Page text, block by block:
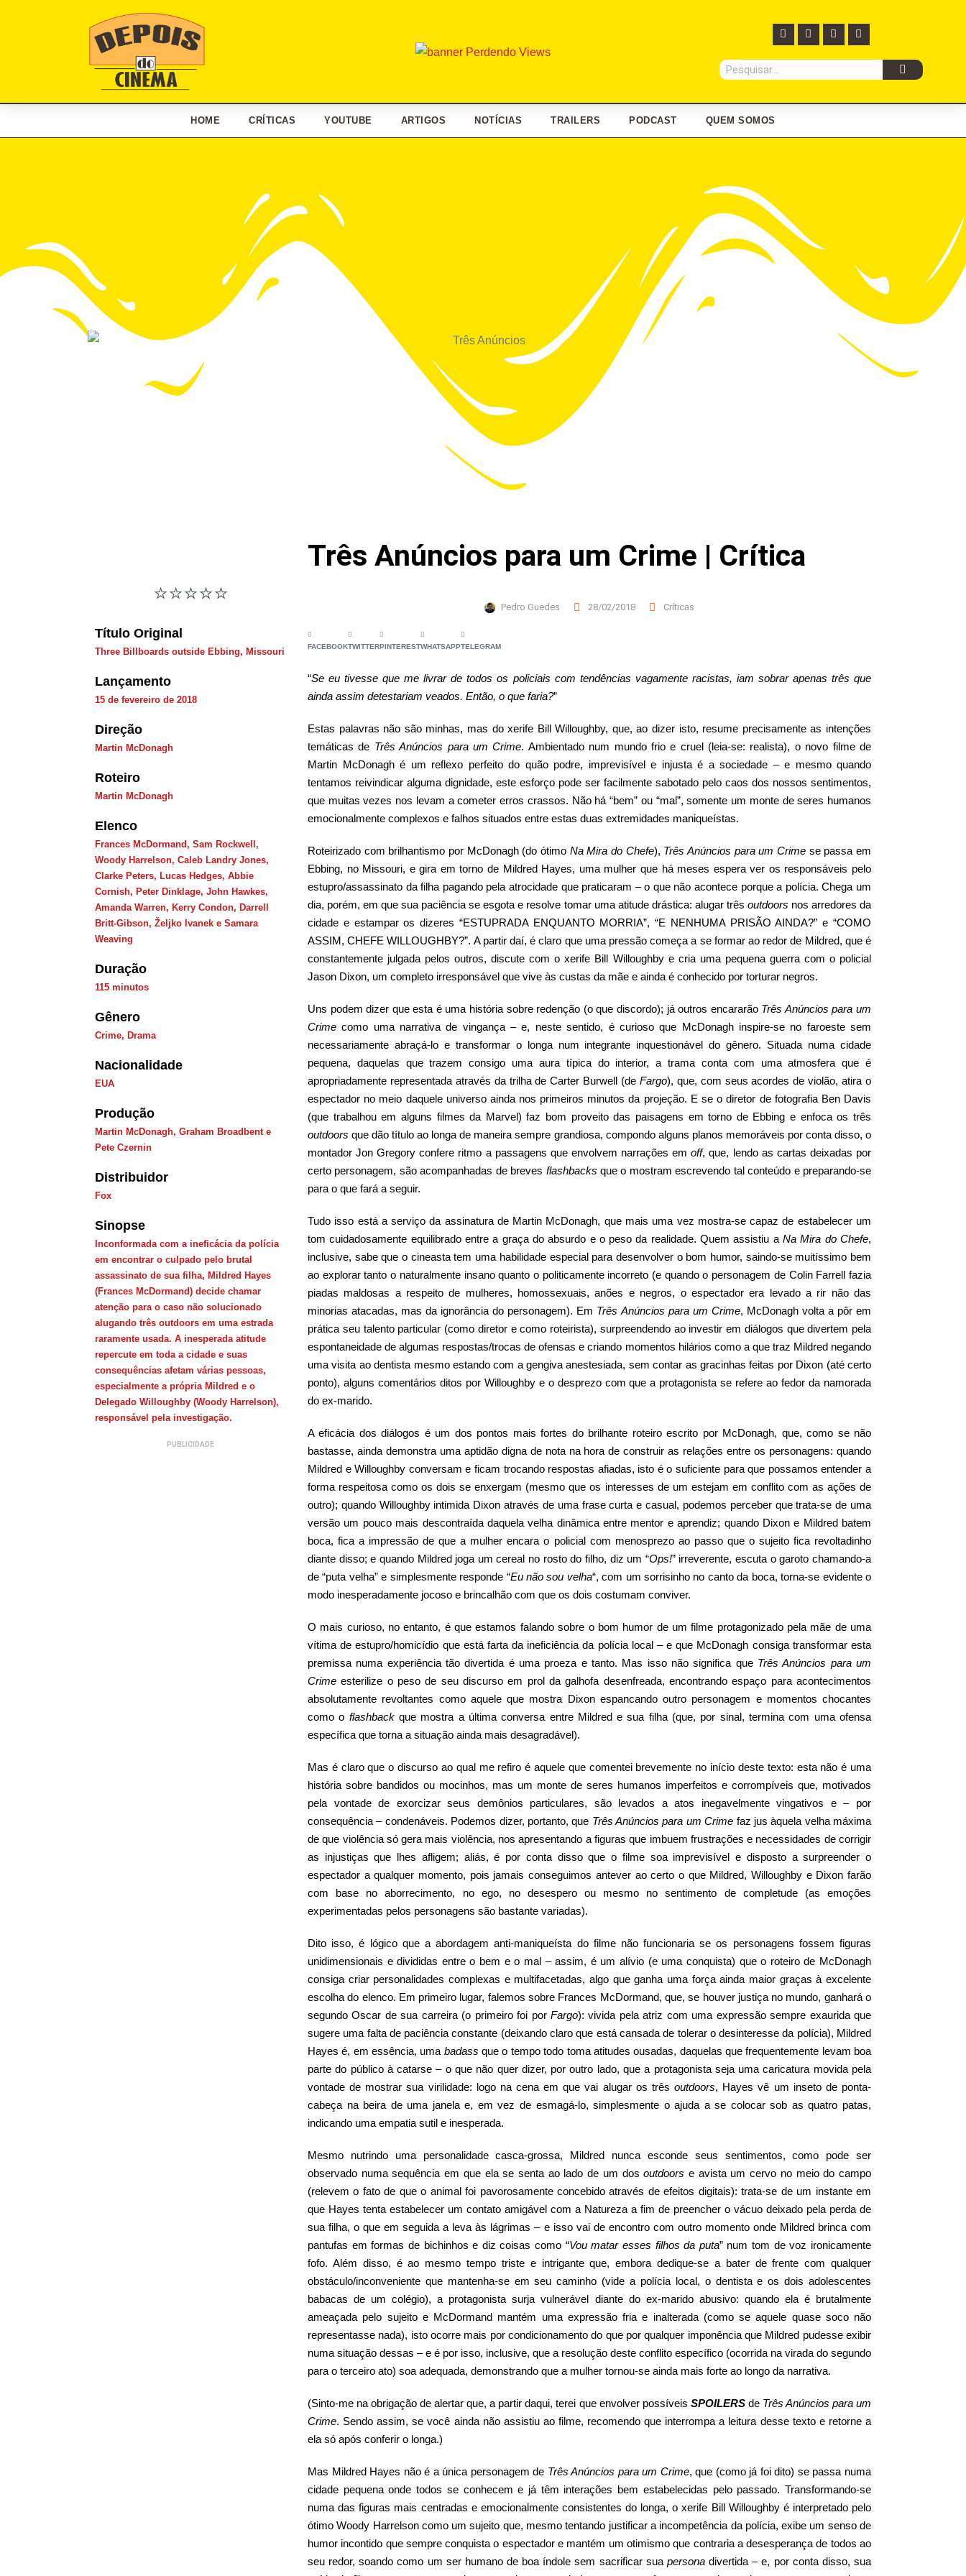
HOME CRÍTICAS YOUTUBE ARTIGOS NOTÍCIAS TRAILERS PODCAST QUEM SOMOS
⭐⭐⭐⭐⭐
Título Original
Three Billboards outside Ebbing, Missouri
Lançamento
15 de fevereiro de 2018
Direção
Martin McDonagh
Roteiro
Martin McDonagh
Elenco
Frances McDormand, Sam Rockwell,
Woody Harrelson, Caleb Landry Jones,
Clarke Peters, Lucas Hedges, Abbie
Cornish, Peter Dinklage, John Hawkes,
Amanda Warren, Kerry Condon, Darrell
Britt-Gibson, Željko Ivanek e Samara
Weaving
Duração
115 minutos
Gênero
Crime, Drama
Nacionalidade
EUA
Produção
Martin McDonagh, Graham Broadbent e
Pete Czernin
Distribuidor
Fox
Sinopse
Inconformada com a ineficácia da polícia
em encontrar o culpado pelo brutal
assassinato de sua filha, Mildred Hayes
(Frances McDormand) decide chamar
atenção para o caso não solucionado
alugando três outdoors em uma estrada
raramente usada. A inesperada atitude
repercute em toda a cidade e suas
consequências afetam várias pessoas,
especialmente a própria Mildred e o
Delegado Willoughby (Woody Harrelson),
responsável pela investigação.
PUBLICIDADE
Três Anúncios para um Crime | Crítica
Pedro Guedes 28/02/2018 Críticas
FACEBOOKTWITTERPINTERESTWHATSAPPTELEGRAM
“Se eu tivesse que me livrar de todos os policiais com tendências vagamente racistas, iam sobrar apenas três que
ainda assim detestariam veados. Então, o que faria?”
Estas palavras não são minhas, mas do xerife Bill Willoughby, que, ao dizer isto, resume precisamente as intenções
temáticas de Três Anúncios para um Crime. Ambientado num mundo frio e cruel (leia-se: realista), o novo filme de
Martin McDonagh é um reflexo perfeito do quão podre, imprevisível e injusta é a sociedade – e mesmo quando
tentamos reivindicar alguma dignidade, este esforço pode ser facilmente sabotado pelo caos dos nossos sentimentos,
que muitas vezes nos levam a cometer erros crassos. Não há “bem” ou “mal”, somente um monte de seres humanos
emocionalmente complexos e falhos situados entre estas duas extremidades maniqueístas.
Roteirizado com brilhantismo por McDonagh (do ótimo Na Mira do Chefe), Três Anúncios para um Crime se passa em
Ebbing, no Missouri, e gira em torno de Mildred Hayes, uma mulher que há meses espera ver os responsáveis pelo
estupro/assassinato da filha pagando pela atrocidade que praticaram – o que não acontece porque a polícia. Chega um
dia, porém, em que sua paciência se esgota e resolve tomar uma atitude drástica: alugar três outdoors nos arredores da
cidade e estampar os dizeres “ESTUPRADA ENQUANTO MORRIA”, “E NENHUMA PRISÃO AINDA?” e “COMO
ASSIM, CHEFE WILLOUGHBY?”. A partir daí, é claro que uma pressão começa a se formar ao redor de Mildred, que é
constantemente julgada pelos outros, discute com o xerife Bill Willoughby e cria uma pequena guerra com o policial
Jason Dixon, um completo irresponsável que vive às custas da mãe e ainda é conhecido por torturar negros.
Uns podem dizer que esta é uma história sobre redenção (o que discordo); já outros encararão Três Anúncios para um
Crime como uma narrativa de vingança – e, neste sentido, é curioso que McDonagh inspire-se no faroeste sem
necessariamente abraçá-lo e transformar o longa num integrante inquestionável do gênero. Situada numa cidade
pequena, daquelas que trazem consigo uma aura típica do interior, a trama conta com uma atmosfera que é
apropriadamente representada através da trilha de Carter Burwell (de Fargo), que, com seus acordes de violão, atira o
espectador no meio daquele universo ainda nos primeiros minutos da projeção. E se o diretor de fotografia Ben Davis
(que trabalhou em alguns filmes da Marvel) faz bom proveito das paisagens em torno de Ebbing e enfoca os três
outdoors que dão título ao longa de maneira sempre grandiosa, compondo alguns planos memoráveis por conta disso, o
montador Jon Gregory confere ritmo a passagens que envolvem narrações emoff, que, lendo as cartas deixadas por
certo personagem, são acompanhadas de breves flashbacks que o mostram escrevendo tal conteúdo e preparando-se
para o que fará a seguir.
Tudo isso está a serviço da assinatura de Martin McDonagh, que mais uma vez mostra-se capaz de estabelecer um
tom cuidadosamente equilibrado entre a graça do absurdo e o peso da realidade. Quem assistiu aNa Mira do Chefe,
inclusive, sabe que o cineasta tem uma habilidade especial para desenvolver o bom humor, saindo-se muitíssimo bem
ao explorar tanto o naturalmente insano quanto o politicamente incorreto (e quando o personagem de Colin Farrell fazia
piadas maldosas a respeito de mulheres, homossexuais, anões e negros, o espectador era levado a rir não das
minorias atacadas, mas da ignorância do personagem). Em Três Anúncios para um Crime, McDonagh volta a pôr em
prática seu talento particular (como diretor e como roteirista), surpreendendo ao investir em diálogos que divertem pela
espontaneidade de algumas respostas/trocas de ofensas e criando momentos hilários como a que traz Mildred negando
uma visita ao dentista mesmo estando com a gengiva anestesiada, sem contar as gracinhas feitas por Dixon (até certo
ponto), alguns comentários ditos por Willoughby e o desprezo com que a protagonista se refere ao fedor da namorada
do ex-marido.
A eficácia dos diálogos é um dos pontos mais fortes do brilhante roteiro escrito por McDonagh, que, como se não
bastasse, ainda demonstra uma aptidão digna de nota na hora de construir as relações entre os personagens: quando
Mildred e Willoughby conversam e ficam trocando respostas afiadas, isto é o suficiente para que possamos entender a
forma respeitosa como os dois se enxergam (mesmo que os interesses de um estejam em conflito com as ações de
outro); quando Willoughby intimida Dixon através de uma frase curta e casual, podemos perceber que trata-se de uma
versão um pouco mais descontraída daquela velha dinâmica entre mentor e aprendiz; quando Dixon e Mildred batem
boca, fica a impressão de que a mulher encara o policial com menosprezo ao passo que o sujeito fica revoltadinho
diante disso; e quando Mildred joga um cereal no rosto do filho, diz um “Ops!” irreverente, escuta o garoto chamando-a
de “puta velha” e simplesmente responde “Eu não sou velha“, com um sorrisinho no canto da boca, torna-se evidente o
modo inesperadamente jocoso e brincalhão com que os dois costumam conviver.
O mais curioso, no entanto, é que estamos falando sobre o bom humor de um filme protagonizado pela mãe de uma
vítima de estupro/homicídio que está farta da ineficiência da polícia local – e que McDonagh consiga transformar esta
premissa numa experiência tão divertida é uma proeza e tanto. Mas isso não significa que Três Anúncios para um
Crime esterilize o peso de seu discurso em prol da galhofa desenfreada, encontrando espaço para acontecimentos
absolutamente revoltantes como aquele que mostra Dixon espancando outro personagem e momentos chocantes
como o flashbackque mostra a última conversa entre Mildred e sua filha (que, por sinal, termina com uma ofensa
específica que torna a situação ainda mais desagradável).
Mas é claro que o discurso ao qual me refiro é aquele que comentei brevemente no início deste texto: esta não é uma
história sobre bandidos ou mocinhos, mas um monte de seres humanos imperfeitos e corrompíveis que, motivados
pela vontade de exorcizar seus demônios particulares, são levados a atos inegavelmente vingativos e – por
consequência – condenáveis. Podemos dizer, portanto, que Três Anúncios para um Crime faz jus àquela velha máxima
de que violência só gera mais violência, nos apresentando a figuras que imbuem frustrações e necessidades de corrigir
as injustiças que lhes afligem; aliás, é por conta disso que o filme soa imprevisível e disposto a surpreender o
espectador a qualquer momento, pois jamais conseguimos antever ao certo o que Mildred, Willoughby e Dixon farão
com base no aborrecimento, no ego, no desespero ou mesmo no sentimento de completude (as emoções
experimentadas pelos personagens são bastante variadas).
Dito isso, é lógico que a abordagem anti-maniqueísta do filme não funcionaria se os personagens fossem figuras
unidimensionais e divididas entre o bem e o mal – assim, é um alívio (e uma conquista) que o roteiro de McDonagh
consiga criar personalidades complexas e multifacetadas, algo que ganha uma força ainda maior graças à excelente
escolha do elenco. Em primeiro lugar, falemos sobre Frances McDormand, que, se houver justiça no mundo, ganhará o
segundo Oscar de sua carreira (o primeiro foi por Fargo): vivida pela atriz com uma expressão sempre exaurida que
sugere uma falta de paciência constante (deixando claro que está cansada de tolerar o desinteresse da polícia), Mildred
Hayes é, em essência, uma badass que o tempo todo toma atitudes ousadas, daquelas que frequentemente levam boa
parte do público à catarse – o que não quer dizer, por outro lado, que a protagonista seja uma caricatura movida pela
vontade de mostrar sua virilidade: logo na cena em que vai alugar os trêsoutdoors, Hayes vê um inseto de ponta-
cabeça na beira de uma janela e, em vez de esmagá-lo, simplesmente o ajuda a se colocar sob as quatro patas,
indicando uma empatia sutil e inesperada.
Mesmo nutrindo uma personalidade casca-grossa, Mildred nunca esconde seus sentimentos, como pode ser
observado numa sequência em que ela se senta ao lado de um dos outdoors e avista um cervo no meio do campo
(relevem o fato de que o animal foi pavorosamente concebido através de efeitos digitais): trata-se de um instante em
que Hayes tenta estabelecer um contato amigável com a Natureza a fim de preencher o vácuo deixado pela perda de
sua filha, o que em seguida a leva às lágrimas – e isso vai de encontro com outro momento onde Mildred brinca com
pantufas em formas de bichinhos e diz coisas como “Vou matar esses filhos da puta” num tom de voz ironicamente
fofo. Além disso, é ao mesmo tempo triste e intrigante que, embora dedique-se a bater de frente com qualquer
obstáculo/inconveniente que mantenha-se em seu caminho (vide a polícia local, o dentista e os dois adolescentes
babacas de um colégio), a protagonista surja vulnerável diante do ex-marido abusivo: quando ela é brutalmente
ameaçada pelo sujeito e McDormand mantém uma expressão fria e inalterada (como se aquele quase soco não
representasse nada), isto ocorre mais por condicionamento do que por qualquer imponência que Mildred pudesse exibir
numa situação dessas – e é por isso, inclusive, que a resolução deste conflito específico (ocorrida na virada do segundo
para o terceiro ato) soa adequada, demonstrando que a mulher tornou-se ainda mais forte ao longo da narrativa.
(Sinto-me na obrigação de alertar que, a partir daqui, terei que envolver possíveis SPOILERS de Três Anúncios para um
Crime. Sendo assim, se você ainda não assistiu ao filme, recomendo que interrompa a leitura desse texto e retorne a
ela só após conferir o longa.)
Mas Mildred Hayes não é a única personagem de Três Anúncios para um Crime, que (como já foi dito) se passa numa
cidade pequena onde todos se conhecem e já têm interações bem estabelecidas pelo passado. Transformando-se
numa das figuras mais centradas e emocionalmente consistentes do longa, o xerife Bill Willoughby é interpretado pelo
ótimo Woody Harrelson como um sujeito que, mesmo tentando justificar a incompetência da polícia, exibe um senso de
humor incontido que sempre conquista o espectador e mantém um otimismo que contraria a desesperança de todos ao
seu redor, soando como um ser humano de boa índole sem sacrificar sua personadivertida – e, por conta disso, sua